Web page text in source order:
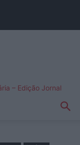
– Edição Jornal